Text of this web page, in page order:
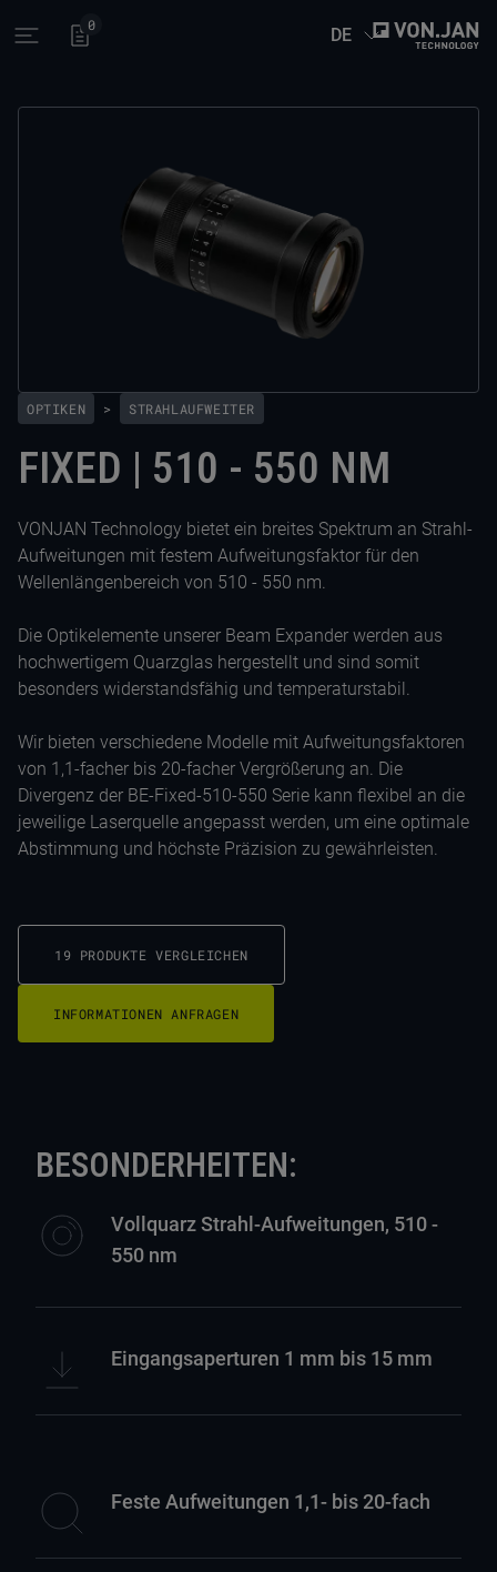
Open main menu
0 DE
OPTIKEN > STRAHLAUFWEITER
FIXED | 510 - 550 NM
VONJAN Technology bietet ein breites Spektrum an Strahl-
Aufweitungen mit festem Aufweitungsfaktor für den
Wellenlängenbereich von 510 - 550 nm.
Die Optikelemente unserer Beam Expander werden aus
hochwertigem Quarzglas hergestellt und sind somit
besonders widerstandsfähig und temperaturstabil.
Wir bieten verschiedene Modelle mit Aufweitungsfaktoren
von 1,1-facher bis 20-facher Vergrößerung an. Die
Divergenz der BE-Fixed-510-550 Serie kann flexibel an die
jeweilige Laserquelle angepasst werden, um eine optimale
Abstimmung und höchste Präzision zu gewährleisten.
19 PRODUKTE VERGLEICHEN
INFORMATIONEN ANFRAGEN
BESONDERHEITEN:
Vollquarz Strahl-Aufweitungen, 510 -
550 nm
Eingangsaperturen 1 mm bis 15 mm
Feste Aufweitungen 1,1- bis 20-fach